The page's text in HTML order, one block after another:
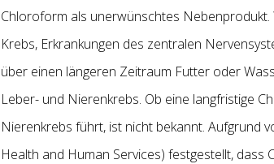
Chloroform als unerwünschtes Nebenprodukt.
Krebs, Erkrankungen des zentralen
über einen längeren Zeitraum Futter oder
Leber- und Nierenkrebs. Ob eine langfristige
Nierenkrebs führt, ist nicht bekannt. Aufgrund
Health and Human Services) festgestellt,